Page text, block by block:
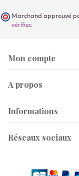
Marchand approuvé
vérifier.
Mon compte
A propos
Informations
Réseaux sociaux